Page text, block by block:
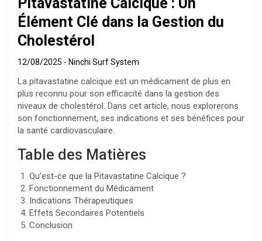
Élément Clé dans la Gestion du
Cholestérol
12/08/2025 Ninchi Surf System
La pitavastatine calcique est un médicament de plus en
plus reconnu pour son efficacité dans la gestion des
niveaux de cholestérol. Dans cet article, nous explorerons
son fonctionnement, ses indications et ses bénéfices pour
la santé cardiovasculaire.
Table des Matières
Qu’est-ce que la Pitavastatine Calcique ?
Fonctionnement du Médicament
Indications Thérapeutiques
Effets Secondaires Potentiels
Conclusion